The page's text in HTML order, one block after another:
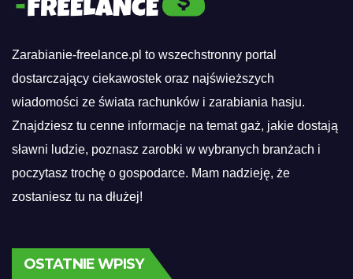
Zarabianie-freelance.pl to wszechstronny portal
dostarczający ciekawostek oraz najświeższych
wiadomości ze świata rachunków i zarabiania hasju.
Znajdziesz tu cenne informacje na temat gaż, jakie dostają
sławni ludzie, poznasz zarobki w wybranych branżach i
poczytasz trochę o gospodarce. Mam nadzieję, że
zostaniesz tu na dłużej!
OSTATNIE WPISY